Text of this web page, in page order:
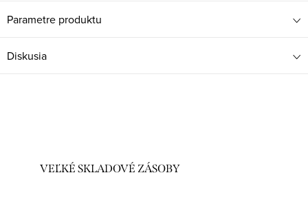
Parametre produktu
Diskusia
VEĽKÉ SKLADOVÉ ZÁSOBY